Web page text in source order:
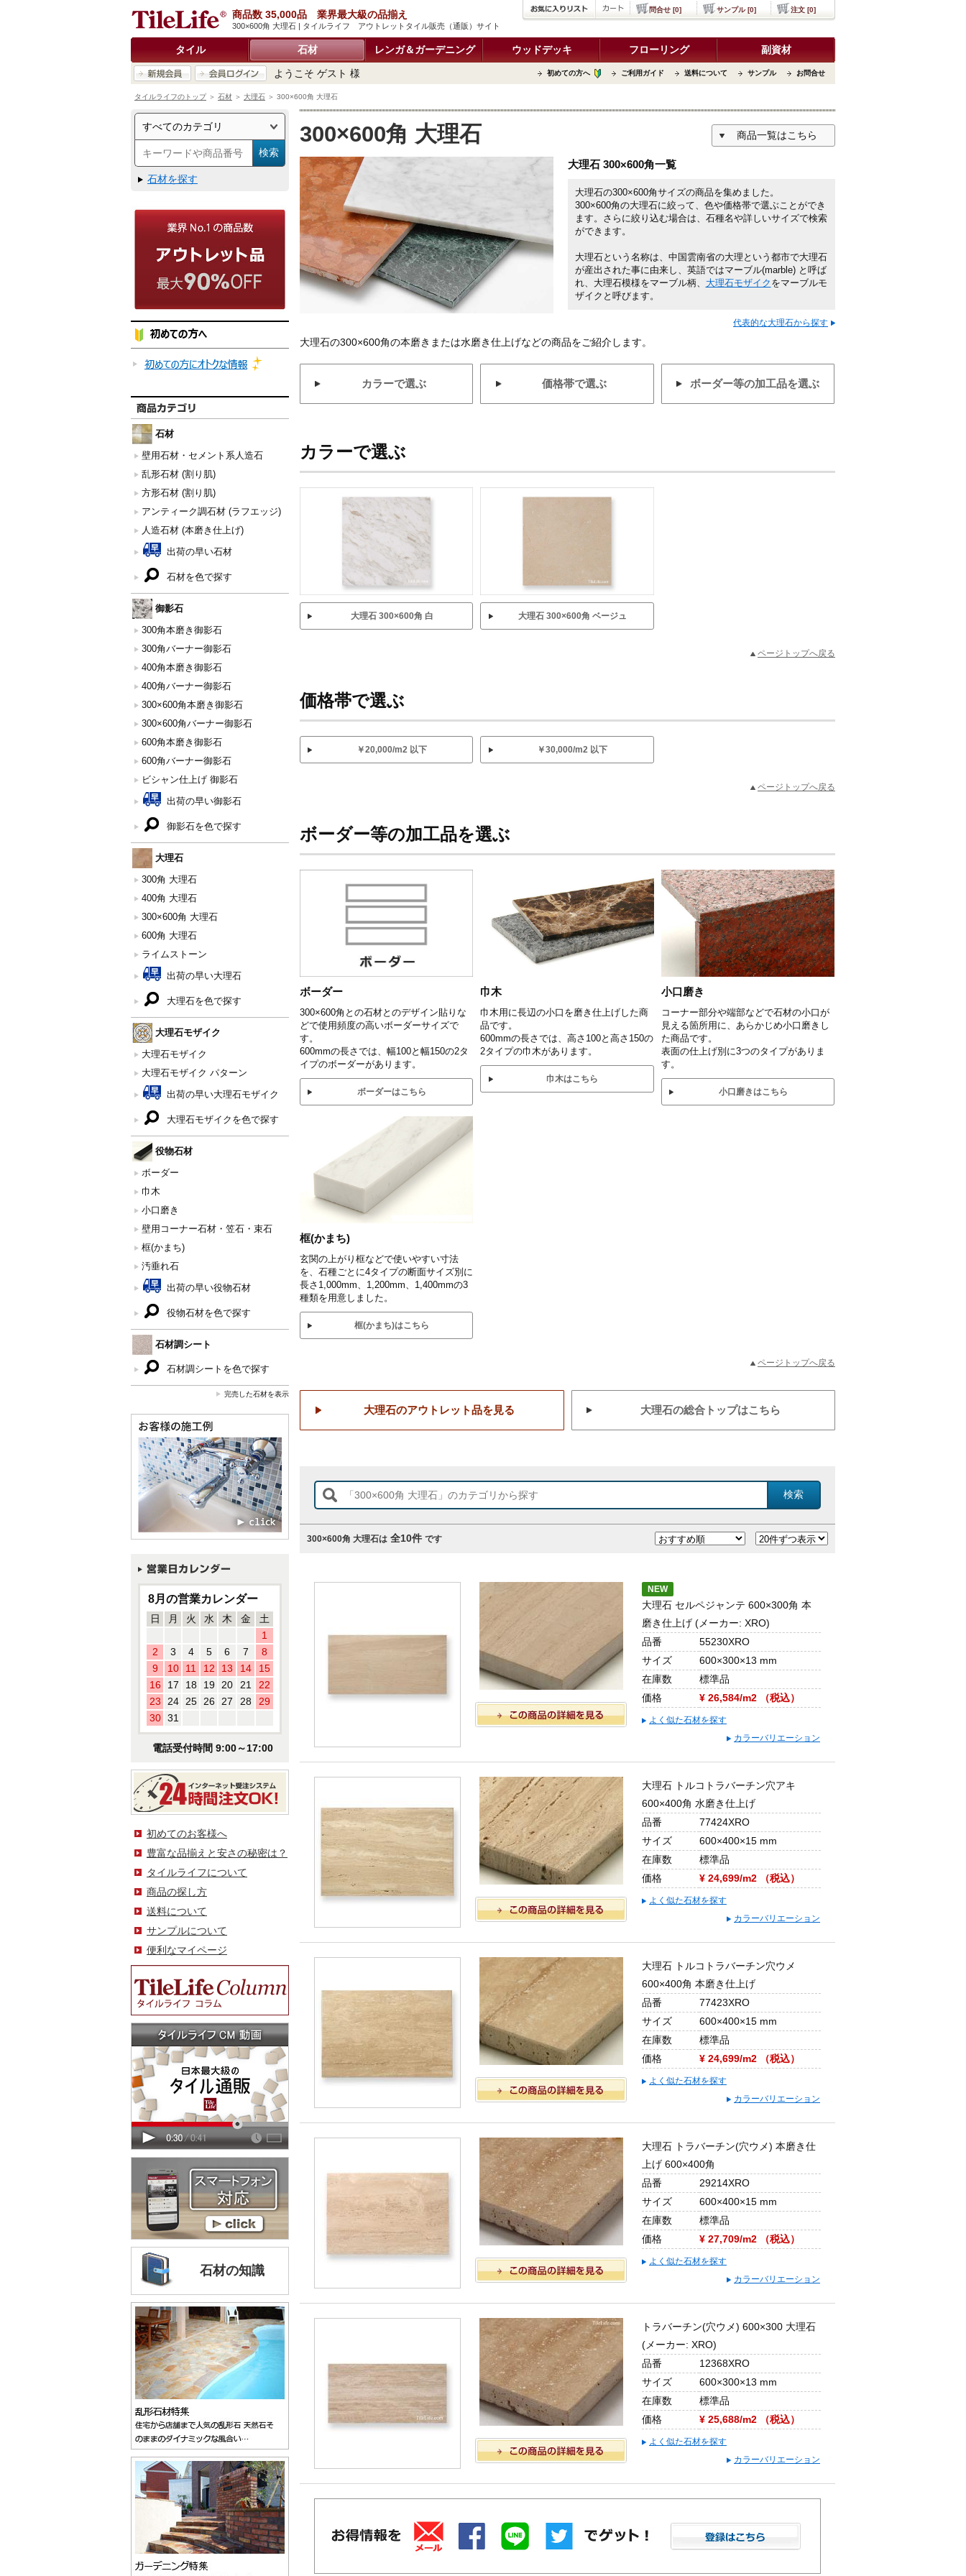
300×600角 大理石 | タイルライフ アウトレットタイル販売（通販）サイト
商品数 35,000品 業界最大級の品揃え
タイル 石材 レンガ＆ガーデニング ウッドデッキ フローリング 副資材
ようこそ ゲスト 様 初めての方へ ご利用ガイド 送料について サンプル お問合せ
問合せ [0] サンプル [0] 注文 [0]
タイルライフのトップ＞ 石材 ＞ 大理石 ＞ 300×600角 大理石
石材を探す
石材
壁用石材・セメント系人造石
乱形石材 (割り肌)
方形石材 (割り肌)
アンティーク調石材 (ラフエッジ)
人造石材 (本磨き仕上げ)
出荷の早い石材
石材を色で探す
御影石
300角本磨き御影石
300角バーナー御影石
400角本磨き御影石
400角バーナー御影石
300×600角本磨き御影石
300×600角バーナー御影石
600角本磨き御影石
600角バーナー御影石
ビシャン仕上げ 御影石
出荷の早い御影石
御影石を色で探す
大理石
300角 大理石
400角 大理石
300×600角 大理石
600角 大理石
ライムストーン
出荷の早い大理石
大理石を色で探す
大理石モザイク
大理石モザイク
大理石モザイク パターン
出荷の早い大理石モザイク
大理石モザイクを色で探す
役物石材
ボーダー
巾木
小口磨き
壁用コーナー石材・笠石・束石
框(かまち)
汚垂れ石
出荷の早い役物石材
役物石材を色で探す
石材調シート
石材調シートを色で探す
完売した石材を表示
8月の営業カレンダー
日 月 火 水 木 金
土
1
2
3 4 5 6 7
8
9
10 11 12 13 14
15
16
17 18 19 20 21
22
23
24 25 26 27 28
29
30 31
電話受付時間 9:00～17:00
初めてのお客様へ
豊富な品揃えと安さの秘密は？
タイルライフについて
商品の探し方
送料について
サンプルについて
便利なマイページ
石材の知識
300×600角 大理石 商品一覧はこちら
大理石 300×600角一覧
大理石の300×600角サイズの商品を集めました。
300×600角の大理石に絞って、色や価格帯で選ぶことができ
ます。さらに絞り込む場合は、石種名や詳しいサイズで検索
ができます。
大理石という名称は、中国雲南省の大理という都市で大理石
が産出された事に由来し、英語ではマーブル(marble) と呼ば
れ、大理石模様をマーブル柄、 大理石モザイク をマーブルモ
ザイクと呼びます。
代表的な大理石から探す
大理石の300×600角の本磨きまたは水磨き仕上げなどの商品をご紹介します。
カラーで選ぶ 価格帯で選ぶ ボーダー等の加工品を選ぶ
カラーで選ぶ
大理石 300×600角 白 大理石 300×600角 ベージュ
ページトップへ戻る
価格帯で選ぶ
￥20,000/m2 以下 ￥30,000/m2 以下
ページトップへ戻る
ボーダー等の加工品を選ぶ
ボーダー
300×600角との石材とのデザイン貼りな
どで使用頻度の高いボーダーサイズで
す。
600mmの長さでは、幅100と幅150の2タ
イプのボーダーがあります。
ボーダーはこちら
巾木
巾木用に長辺の小口を磨き仕上げした商
品です。
600mmの長さでは、高さ100と高さ150の
2タイプの巾木があります。
巾木はこちら
小口磨き
コーナー部分や端部などで石材の小口が
見える箇所用に、あらかじめ小口磨きし
た商品です。
表面の仕上げ別に3つのタイプがありま
す。
小口磨きはこちら
框(かまち)
玄関の上がり框などで使いやすい寸法
を、石種ごとに4タイプの断面サイズ別に
長さ1,000mm、1,200mm、1,400mmの3
種類を用意しました。
框(かまち)はこちら
ページトップへ戻る
大理石のアウトレット品を見る 大理石の総合トップはこちら
300×600角 大理石は 全10件 です
NEW
大理石 セルペジャンテ 600×300角 本
磨き仕上げ (メーカー: XRO)
品番
55230XRO
サイズ
600×300×13 mm
在庫数
標準品
価格
¥ 26,584/m2 （税込）
よく似た石材を探す
カラーバリエーション
大理石 トルコトラバーチン穴アキ
600×400角 水磨き仕上げ
品番
77424XRO
サイズ
600×400×15 mm
在庫数
標準品
価格
¥ 24,699/m2 （税込）
よく似た石材を探す
カラーバリエーション
大理石 トルコトラバーチン穴ウメ
600×400角 本磨き仕上げ
品番
77423XRO
サイズ
600×400×15 mm
在庫数
標準品
価格
¥ 24,699/m2 （税込）
よく似た石材を探す
カラーバリエーション
大理石 トラバーチン(穴ウメ) 本磨き仕
上げ 600×400角
品番
29214XRO
サイズ
600×400×15 mm
在庫数
標準品
価格
¥ 27,709/m2 （税込）
よく似た石材を探す
カラーバリエーション
トラバーチン(穴ウメ) 600×300 大理石
(メーカー: XRO)
品番
12368XRO
サイズ
600×300×13 mm
在庫数
標準品
価格
¥ 25,688/m2 （税込）
よく似た石材を探す
カラーバリエーション